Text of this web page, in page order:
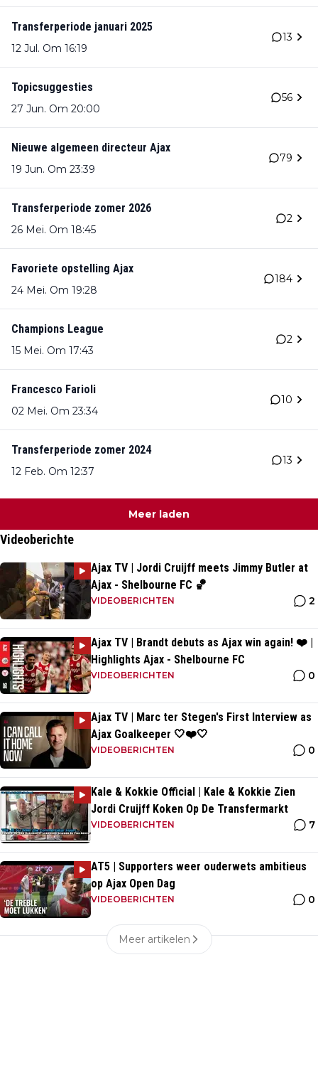
Transferperiode januari 2025
12 Jul. Om 16:19
13
Topicsuggesties
27 Jun. Om 20:00
56
Nieuwe algemeen directeur Ajax
19 Jun. Om 23:39
79
Transferperiode zomer 2026
26 Mei. Om 18:45
2
Favoriete opstelling Ajax
24 Mei. Om 19:28
184
Champions League
15 Mei. Om 17:43
2
Francesco Farioli
02 Mei. Om 23:34
10
Transferperiode zomer 2024
12 Feb. Om 12:37
13
Meer laden
Videoberichte
Ajax TV | Jordi Cruijff meets Jimmy Butler at
Ajax - Shelbourne FC 🏀
VIDEOBERICHTEN 2
Ajax TV | Brandt debuts as Ajax win again! ❤️ |
Highlights Ajax - Shelbourne FC
VIDEOBERICHTEN 0
Ajax TV | Marc ter Stegen's First Interview as
Ajax Goalkeeper 🤍❤️🤍
VIDEOBERICHTEN 0
Kale & Kokkie Official | Kale & Kokkie Zien
Jordi Cruijff Koken Op De Transfermarkt
VIDEOBERICHTEN 7
AT5 | Supporters weer ouderwets ambitieus
op Ajax Open Dag
VIDEOBERICHTEN 0
Meer artikelen